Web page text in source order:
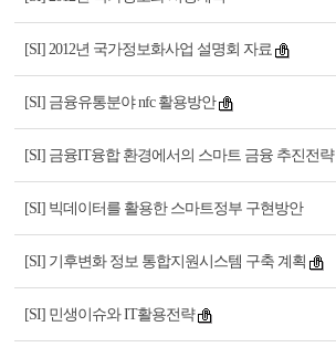
[SI] 2012년 국가정보화사업 설명회 자료
[SI] 금융유통분야 nfc 활용방안
[SI] 금융IT융합 환경에서의 스마트 금융 추진전략
[SI] 빅데이터를 활용한 스마트정부 구현방안
[SI] 기후변화 정보 통합지원시스템 구축 계획
[SI] 민생이슈와 IT활용전략